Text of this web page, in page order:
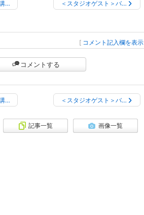
… ＜スタジオゲスト＞バ…
[ コメント記入欄を表示
コメントする
… ＜スタジオゲスト＞バ…
記事一覧 画像一覧